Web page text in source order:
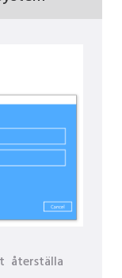
återställa